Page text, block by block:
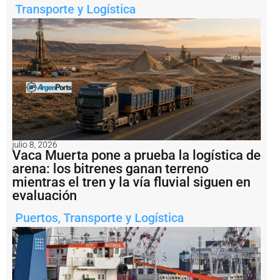
i
n
a
l
I
d
e
l
P
u
e
r
t
o
V
il
l
a
o
n
s
ti
t
Transporte y Logística
julio 8, 2026
Vaca Muerta pone a prueba la logística de
arena: los bitrenes ganan terreno
mientras el tren y la vía fluvial siguen en
evaluación
Puertos, Transporte y Logística